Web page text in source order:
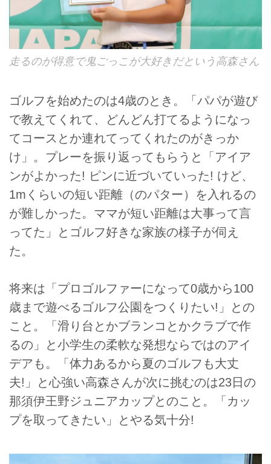
走るのが得意で鬼ごっこが大好きだという高森さん
ゴルフを始めたのは4歳のとき。「パパが遊び
で教えてくれて、どんどん打てるようになっ
てコースとか連れてってくれたのがきっか
け」。プレーを振り返ってもらうと「アイア
ンがよかった! ピンに近づいていった! けど、
1mくらいの短い距離（のパター）を入れるの
が難しかった。ママが短い距離は大事って言
ってた」とゴルフ好きな家族の様子が伺え
た。
将来は「プロゴルファーになって0歳から100
歳まで遊べるゴルフ公園をつくりたい!」との
こと。「滑り台とかブランコとかクラブで作
るの」と小学生の柔軟な発想ならではのアイ
デアも。「体力あるから夏のゴルフも大丈
夫!」と心強い高森さんが次に挑むのは23日の
那須伊王野ジュニアカップとのこと。「カッ
プを取ってきたい」とやる気十分!